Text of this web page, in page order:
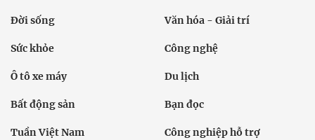
Đời sống Văn hóa - Giải trí
Sức khỏe Công nghệ
Ô tô xe máy Du lịch
Bất động sản Bạn đọc
Tuần Việt Nam Công nghiệp hỗ trợ